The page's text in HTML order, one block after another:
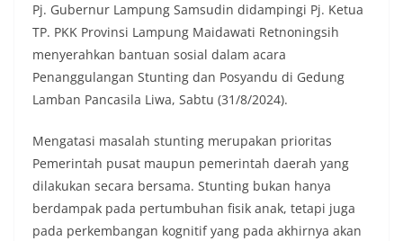
Pj. Gubernur Lampung Samsudin didampingi Pj. Ketua
TP. PKK Provinsi Lampung Maidawati Retnoningsih
menyerahkan bantuan sosial dalam acara
Penanggulangan Stunting dan Posyandu di Gedung
Lamban Pancasila Liwa, Sabtu (31/8/2024).
Mengatasi masalah stunting merupakan prioritas
Pemerintah pusat maupun pemerintah daerah yang
dilakukan secara bersama. Stunting bukan hanya
berdampak pada pertumbuhan fisik anak, tetapi juga
pada perkembangan kognitif yang pada akhirnya akan